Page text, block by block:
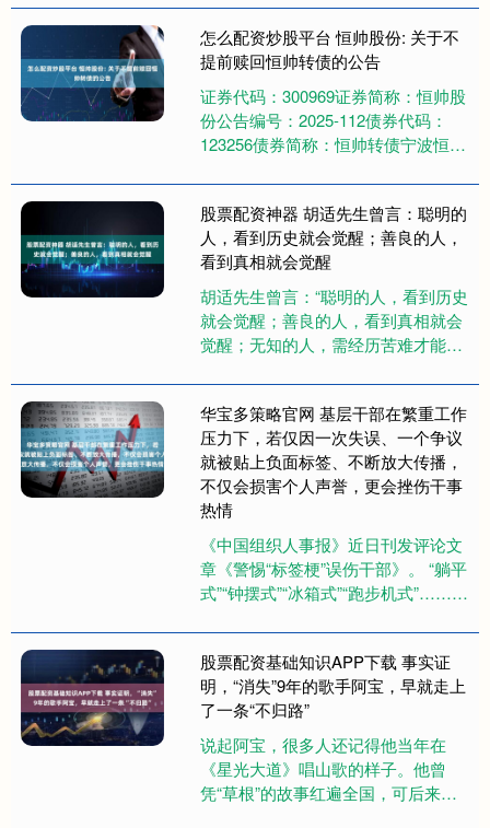
兵张汉奇的手印，正式嵌入中....
怎么配资炒股平台 恒帅股份: 关于不
提前赎回恒帅转债的公告
证券代码：300969证券简称：恒帅股
份公告编号：2025-112债券代码：
123256债券简称：恒帅转债宁波恒帅
债”的公告本....
股票配资神器 胡适先生曾言：聪明的
人，看到历史就会觉醒；善良的人，
看到真相就会觉醒
胡适先生曾言：“聪明的人，看到历史
就会觉醒；善良的人，看到真相就会
觉醒；无知的人，需经历苦难才能觉
醒。” 在历史的长卷中，我们既....
华宝多策略官网 基层干部在繁重工作
压力下，若仅因一次失误、一个争议
就被贴上负面标签、不断放大传播，
不仅会损害个人声誉，更会挫伤干事
热情
《中国组织人事报》近日刊发评论文
章《警惕“标签梗”误伤干部》。 “躺平
式”“钟摆式”“冰箱式”“跑步机式”……近
梗”在网络空间流传....
股票配资基础知识APP下载 事实证
明，“消失”9年的歌手阿宝，早就走上
了一条“不归路”
说起阿宝，很多人还记得他当年在
《星光大道》唱山歌的样子。他曾
凭“草根”的故事红遍全国，可后来却